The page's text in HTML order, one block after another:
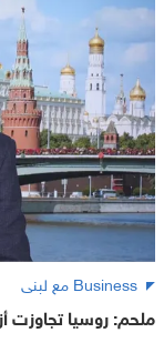
Business مع لبنى
ملحم: روسيا تجاوزت